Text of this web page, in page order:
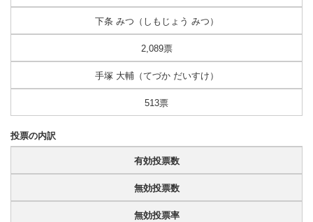
下条 みつ（しもじょう みつ）
2,089票
手塚 大輔（てづか だいすけ）
513票
投票の内訳
有効投票数
無効投票数
無効投票率